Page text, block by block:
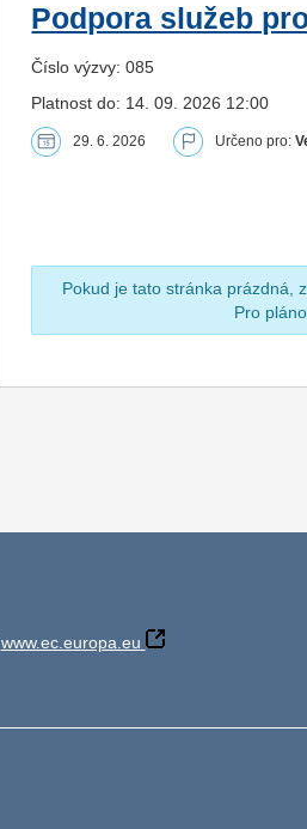
Podpora služeb
Číslo výzvy: 085
Platnost do: 14. 09. 2026 12:00
29. 6. 2026 Určeno pro:
Pokud je tato stránka prázdná,
Pro
www.ec.europa.eu